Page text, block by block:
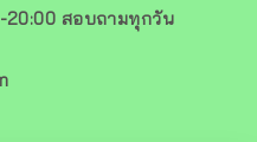
20:00 สอบถามทุกวัน